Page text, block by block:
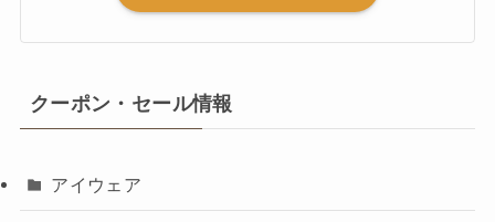
クーポン・セール情報
アイウェア